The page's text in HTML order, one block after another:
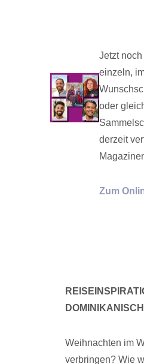
Jetzt
einzeln,
oder
derzeit
Zum
Weihnachten im
verbringen? Wie